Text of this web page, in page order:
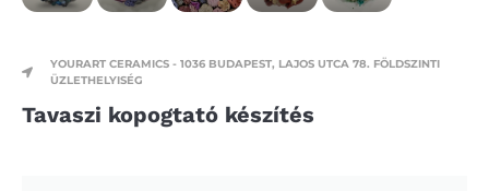
YOURART CERAMICS - 1036 BUDAPEST, LAJOS UTCA 78. FÖLDSZINTI
ÜZLETHELYISÉG
Tavaszi kopogtató készítés